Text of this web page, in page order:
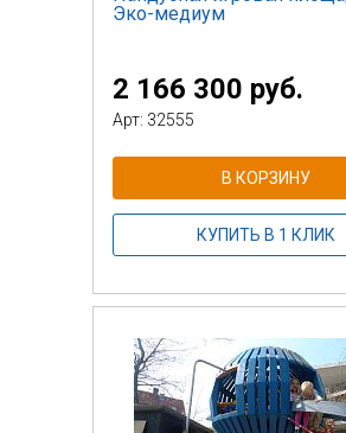
Эко-медиум
2 166 300 руб.
Арт: 32555
В КОРЗИНУ
КУПИТЬ В 1 КЛИК